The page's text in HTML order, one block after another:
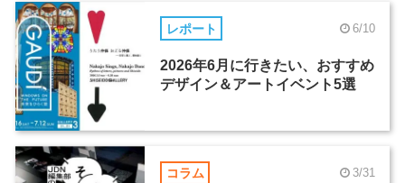
レポート 6/10
2026年6月に行きたい、おすすめ
デザイン＆アートイベント5選
コラム 3/31